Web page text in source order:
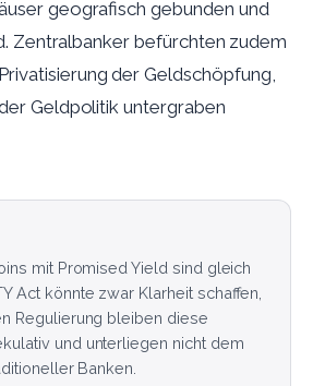
geografisch gebunden und
Zentralbanker befürchten zudem
der Geldschöpfung,
Geldpolitik untergraben
mit Promised Yield sind gleich
Act könnte zwar Klarheit schaffen,
Regulierung bleiben diese
und unterliegen nicht dem
Banken.